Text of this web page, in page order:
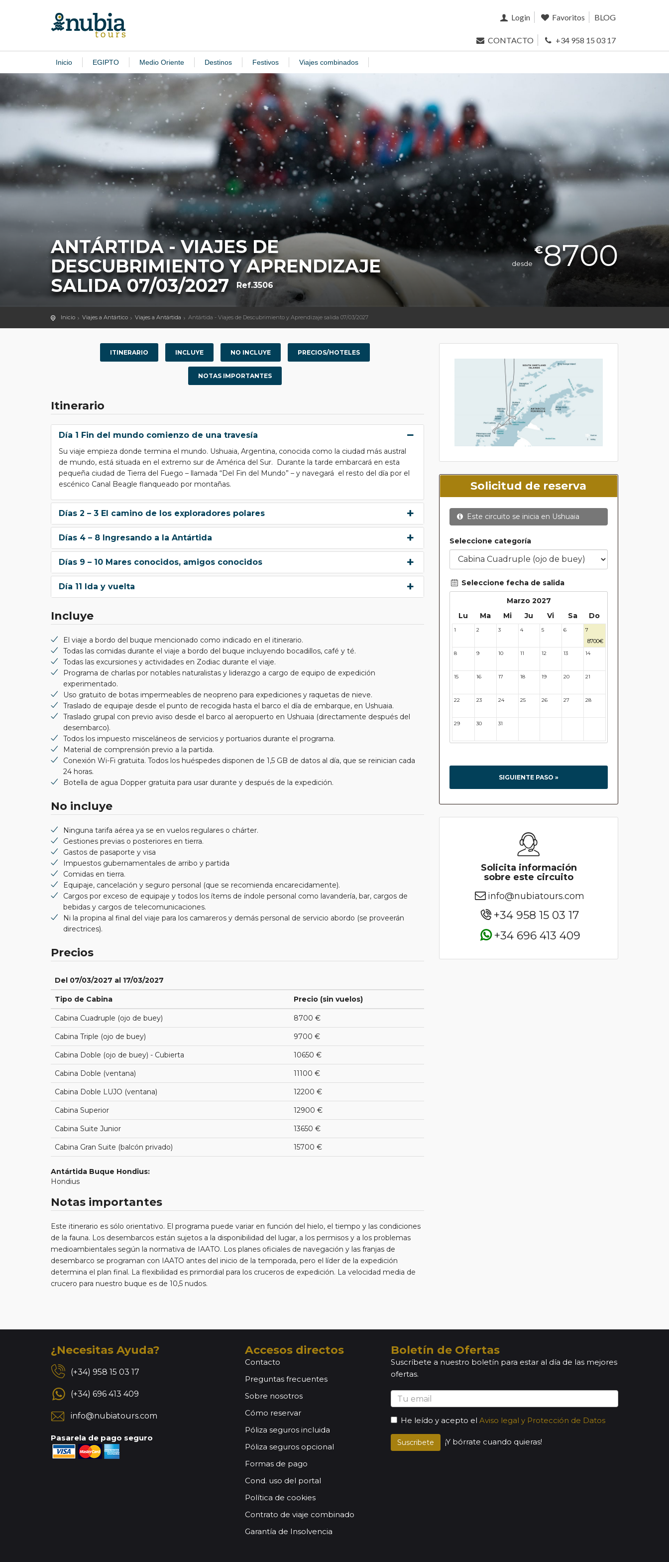
Login Favoritos BLOG
CONTACTO +34 958 15 03 17
Inicio EGIPTO Medio Oriente Destinos Festivos Viajes combinados
ANTÁRTIDA - VIAJES DE
DESCUBRIMIENTO Y APRENDIZAJE
SALIDA 07/03/2027
Ref.3506
desde
€8700
Inicio Viajes a Antártico Viajes a Antártida Antártida - Viajes de Descubrimiento y Aprendizaje salida 07/03/2027
ITINERARIO INCLUYE NO INCLUYE PRECIOS/HOTELES
NOTAS IMPORTANTES
Itinerario
Día 1 Fin del mundo comienzo de una travesía
Su viaje empieza donde termina el mundo. Ushuaia, Argentina, conocida como la ciudad más austral
de mundo, está situada en el extremo sur de América del Sur. Durante la tarde embarcará en esta
pequeña ciudad de Tierra del Fuego – llamada “Del Fin del Mundo” – y navegará el resto del día por el
escénico Canal Beagle flanqueado por montañas.
Días 2 – 3 El camino de los exploradores polares
Días 4 – 8 Ingresando a la Antártida
Días 9 – 10 Mares conocidos, amigos conocidos
Día 11 Ida y vuelta
Incluye
El viaje a bordo del buque mencionado como indicado en el itinerario.
Todas las comidas durante el viaje a bordo del buque incluyendo bocadillos, café y té.
Todas las excursiones y actividades en Zodiac durante el viaje.
Programa de charlas por notables naturalistas y liderazgo a cargo de equipo de expedición
experimentado.
Uso gratuito de botas impermeables de neopreno para expediciones y raquetas de nieve.
Traslado de equipaje desde el punto de recogida hasta el barco el día de embarque, en Ushuaia.
Traslado grupal con previo aviso desde el barco al aeropuerto en Ushuaia (directamente después del
desembarco).
Todos los impuesto misceláneos de servicios y portuarios durante el programa.
Material de comprensión previo a la partida.
Conexión Wi-Fi gratuita. Todos los huéspedes disponen de 1,5 GB de datos al día, que se reinician cada
24 horas.
Botella de agua Dopper gratuita para usar durante y después de la expedición.
No incluye
Ninguna tarifa aérea ya se en vuelos regulares o chárter.
Gestiones previas o posteriores en tierra.
Gastos de pasaporte y visa
Impuestos gubernamentales de arribo y partida
Comidas en tierra.
Equipaje, cancelación y seguro personal (que se recomienda encarecidamente).
Cargos por exceso de equipaje y todos los ítems de índole personal como lavandería, bar, cargos de
bebidas y cargos de telecomunicaciones.
Ni la propina al final del viaje para los camareros y demás personal de servicio abordo (se proveerán
directrices).
Precios
Del 07/03/2027 al 17/03/2027
Tipo de Cabina Precio (sin vuelos)
Cabina Cuadruple (ojo de buey) 8700 €
Cabina Triple (ojo de buey) 9700 €
Cabina Doble (ojo de buey) - Cubierta 10650 €
Cabina Doble (ventana) 11100 €
Cabina Doble LUJO (ventana) 12200 €
Cabina Superior 12900 €
Cabina Suite Junior 13650 €
Cabina Gran Suite (balcón privado) 15700 €
Antártida Buque Hondius:
Hondius
Notas importantes
Este itinerario es sólo orientativo. El programa puede variar en función del hielo, el tiempo y las condiciones
de la fauna. Los desembarcos están sujetos a la disponibilidad del lugar, a los permisos y a los problemas
medioambientales según la normativa de IAATO. Los planes oficiales de navegación y las franjas de
desembarco se programan con IAATO antes del inicio de la temporada, pero el líder de la expedición
determina el plan final. La flexibilidad es primordial para los cruceros de expedición. La velocidad media de
crucero para nuestro buque es de 10,5 nudos.
Solicitud de reserva
Este circuito se inicia en Ushuaia
Seleccione categoría
Seleccione fecha de salida
Marzo 2027
Lu
Ma Mi Ju Vi Sa Do
1 2 3 4 5 6 7
8700€
8 9 10 11 12 13 14
15 16 17 18 19 20 21
22 23 24 25 26 27 28
29 30 31
SIGUIENTE PASO »
Solicita información
sobre este circuito
info@nubiatours.com
+34 958 15 03 17
+34 696 413 409
¿Necesitas Ayuda?
(+34) 958 15 03 17
(+34) 696 413 409
info@nubiatours.com
Pasarela de pago seguro
Accesos directos
Contacto
Preguntas frecuentes
Sobre nosotros
Cómo reservar
Póliza seguros incluida
Póliza seguros opcional
Formas de pago
Cond. uso del portal
Política de cookies
Contrato de viaje combinado
Garantía de Insolvencia
Boletín de Ofertas
Suscríbete a nuestro boletín para estar al día de las mejores
ofertas.
He leído y acepto el Aviso legal y Protección de Datos
Suscribete ¡Y bórrate cuando quieras!